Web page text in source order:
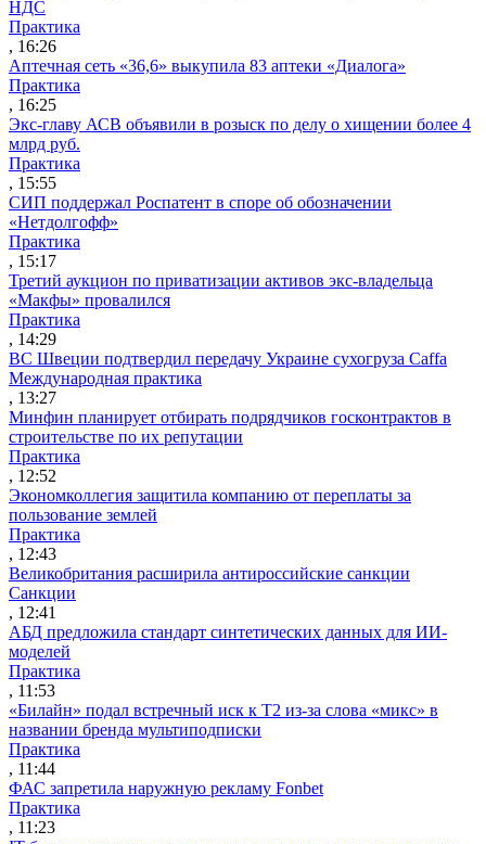
НДС
Практика
, 16:26
Аптечная сеть «36,6» выкупила 83 аптеки «Диалога»
Практика
, 16:25
Экс-главу АСВ объявили в розыск по делу о хищении более 4
млрд руб.
Практика
, 15:55
СИП поддержал Роспатент в споре об обозначении
«Нетдолгофф»
Практика
, 15:17
Третий аукцион по приватизации активов экс-владельца
«Макфы» провалился
Практика
, 14:29
ВС Швеции подтвердил передачу Украине сухогруза Caffa
Международная практика
, 13:27
Минфин планирует отбирать подрядчиков госконтрактов в
строительстве по их репутации
Практика
, 12:52
Экономколлегия защитила компанию от переплаты за
пользование землей
Практика
, 12:43
Великобритания расширила антироссийские санкции
Санкции
, 12:41
АБД предложила стандарт синтетических данных для ИИ-
моделей
Практика
, 11:53
«Билайн» подал встречный иск к Т2 из-за слова «микс» в
названии бренда мультиподписки
Практика
, 11:44
ФАС запретила наружную рекламу Fonbet
Практика
, 11:23